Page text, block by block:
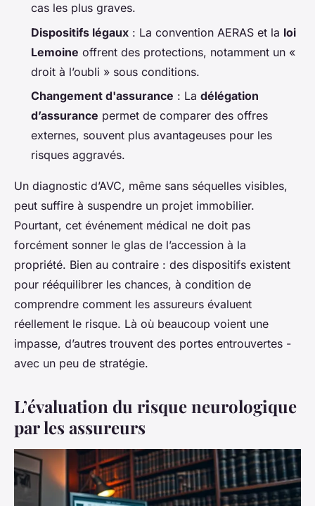
cas les plus graves.
Dispositifs légaux : La convention AERAS et la loi
Lemoine offrent des protections, notamment un «
droit à l’oubli » sous conditions.
Changement d'assurance : La délégation
d’assurance permet de comparer des offres
externes, souvent plus avantageuses pour les
risques aggravés.
Un diagnostic d’AVC, même sans séquelles visibles,
peut suffire à suspendre un projet immobilier.
Pourtant, cet événement médical ne doit pas
forcément sonner le glas de l’accession à la
propriété. Bien au contraire : des dispositifs existent
pour rééquilibrer les chances, à condition de
comprendre comment les assureurs évaluent
réellement le risque. Là où beaucoup voient une
impasse, d’autres trouvent des portes entrouvertes -
avec un peu de stratégie.
L’évaluation du risque neurologique
par les assureurs